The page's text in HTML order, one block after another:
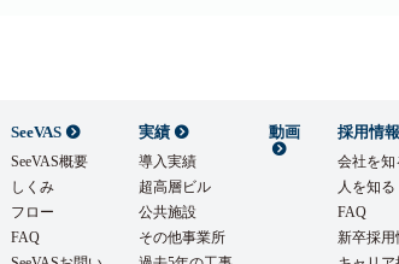
SeeVAS
SeeVAS概要
しくみ
フロー
FAQ
実績
導入実績
超高層ビル
公共施設
その他事業所
動画 採用情報
会社を知
人を知る
FAQ
新卒採用